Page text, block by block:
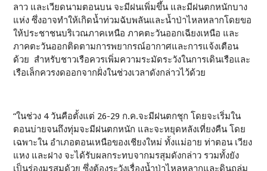
ลาว และเวียดนามตอนบน จะมีฝนเพิ่มขึ้น และมีฝนตกหนักบาง
แห่ง ซึ่งอาจทำให้เกิดน้ำท่วมฉับพลันและน้ำป่าไหลหลากโดยขอ
ให้ประชาชนบริเวณภาคเหนือ ภาคตะวันออกเฉียงเหนือ และ
ภาคตะวันออกติดตามการพยากรณ์อากาศและการแจ้งเตือน
ด้วย สำหรับชาวเรือควรเพิ่มความระมัดระวังในการเดินเรือและ
เรือเล็กควรงดออกจากฝั่งในช่วงเวลาดังกล่าวไว้ด้วย
“ในช่วง 4 วันคือตั้งแต่ 26-29 ก.ค.จะมีฝนตกชุก โดยจะเริ่มใน
ตอนบ่ายจนถึงทุ่มจะมีฝนตกหนัก และจะหยุดหลังเที่ยงคืน โดย
เฉพาะใน อำเภอตอนเหนือของเชียงใหม่ ทั้งแม่อาย ท่าตอน เวียง
แหง และฝาง จะได้รับผลกระทบจากมรสุมดังกล่าว รวมทั้งยัง
เป็นร่องมรสุมด้วย ซึ่งต้องระวังเรื่องน้ำป่าไหลหลากและดินถล่ม